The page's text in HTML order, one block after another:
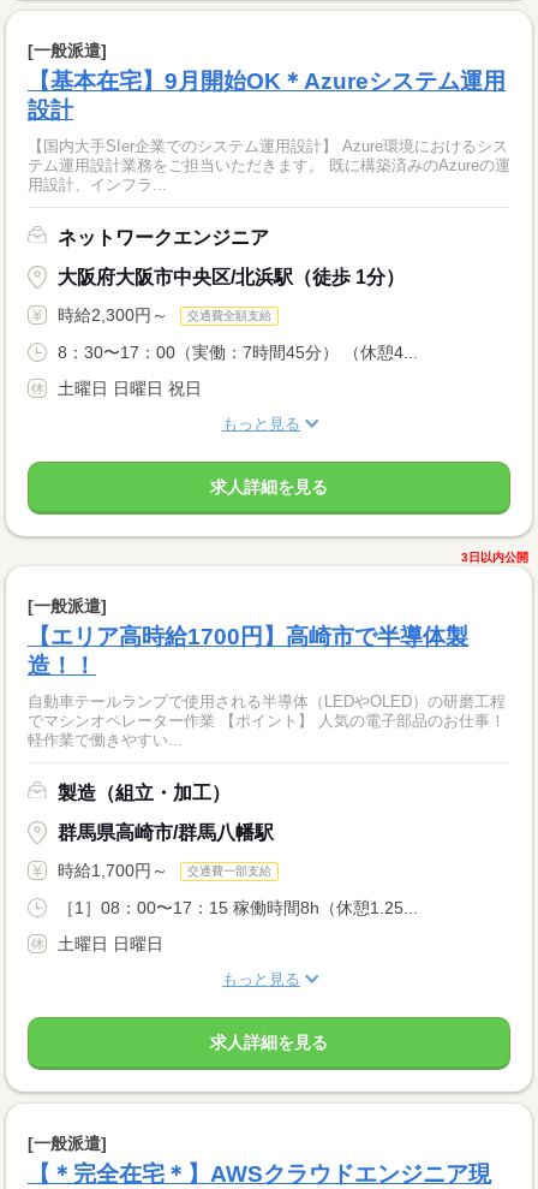
[一般派遣]
【基本在宅】9月開始OK＊Azureシステム運用
設計
【国内大手SIer企業でのシステム運用設計】 Azure環境におけるシス
テム運用設計業務をご担当いただきます。 既に構築済みのAzureの運
用設計、インフラ...
ネットワークエンジニア
大阪府大阪市中央区/北浜駅（徒歩 1分）
時給2,300円～ 交通費全額支給
8：30〜17：00（実働：7時間45分） （休憩4...
土曜日 日曜日 祝日
もっと見る
求人詳細を見る
3日以内公開
[一般派遣]
【エリア高時給1700円】高崎市で半導体製
造！！
自動車テールランプで使用される半導体（LEDやOLED）の研磨工程
でマシンオペレーター作業 【ポイント】 人気の電子部品のお仕事！
軽作業で働きやすい...
製造（組立・加工）
群馬県高崎市/群馬八幡駅
時給1,700円～ 交通費一部支給
［1］08：00〜17：15 稼働時間8h（休憩1.25...
土曜日 日曜日
もっと見る
求人詳細を見る
[一般派遣]
【＊完全在宅＊】AWSクラウドエンジニア現